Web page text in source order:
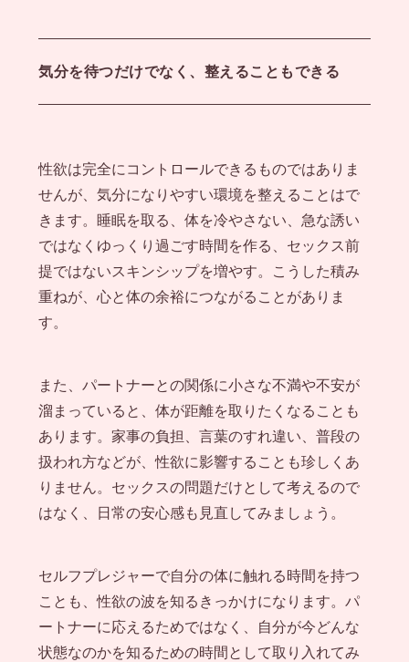
気分を待つだけでなく、整えることもできる
性欲は完全にコントロールできるものではありま
せんが、気分になりやすい環境を整えることはで
きます。睡眠を取る、体を冷やさない、急な誘い
ではなくゆっくり過ごす時間を作る、セックス前
提ではないスキンシップを増やす。こうした積み
重ねが、心と体の余裕につながることがありま
す。
また、パートナーとの関係に小さな不満や不安が
溜まっていると、体が距離を取りたくなることも
あります。家事の負担、言葉のすれ違い、普段の
扱われ方などが、性欲に影響することも珍しくあ
りません。セックスの問題だけとして考えるので
はなく、日常の安心感も見直してみましょう。
セルフプレジャーで自分の体に触れる時間を持つ
ことも、性欲の波を知るきっかけになります。パ
ートナーに応えるためではなく、自分が今どんな
状態なのかを知るための時間として取り入れてみ